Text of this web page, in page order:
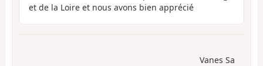
et de la Loire et nous avons bien apprécié
Vanes Sa